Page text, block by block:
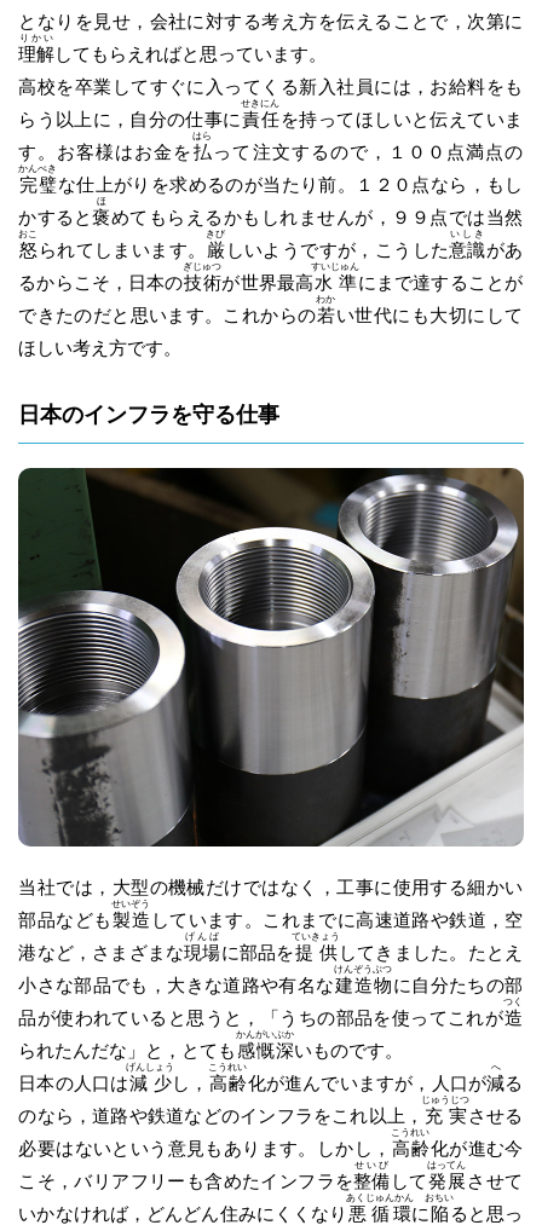
となりを見せ，会社に対する考え方を伝えることで，次第に
理解
りかい
してもらえればと思っています。
高校を卒業してすぐに入ってくる新入社員には，お給料をも
らう以上に，自分の仕事に責任
せきにん
を持ってほしいと伝えていま
す。お客様はお金を払
はら
って注文するので，１００点満点の
完璧
かんぺき
な仕上がりを求めるのが当たり前。１２０点なら，もし
かすると褒
ほ
めてもらえるかもしれませんが，９９点では当然
怒
おこ
られてしまいます。 厳
きび
しいようですが，こうした意識
いしき
があ
るからこそ，日本の技術
ぎじゅつ
が世界最高水準
すいじゅん
にまで達することが
できたのだと思います。これからの若
わか
い世代にも大切にして
ほしい考え方です。
日本のインフラを守る仕事
当社では，大型の機械だけではなく，工事に使用する細かい
部品なども製造
せいぞう
しています。これまでに高速道路や鉄道，空
港など，さまざまな現場
げんば
に部品を提供
ていきょう
してきました。たとえ
小さな部品でも，大きな道路や有名な建造物
けんぞうぶつ
に自分たちの部
品が使われていると思うと，「うちの部品を使ってこれが造
つく
られたんだな」と，とても感慨深
かんがいぶか
いものです。
日本の人口は減少
げんしょう
し， 高齢
こうれい
化が進んでいますが，人口が減
へ
る
のなら，道路や鉄道などのインフラをこれ以上， 充実
じゅうじつ
させる
必要はないという意見もあります。しかし， 高齢
こうれい
化が進む今
こそ，バリアフリーも含めたインフラを整備
せいび
して発展
はってん
させて
いかなければ，どんどん住みにくくなり 悪循環
あくじゅんかん
に 陥
おちい
ると思っ